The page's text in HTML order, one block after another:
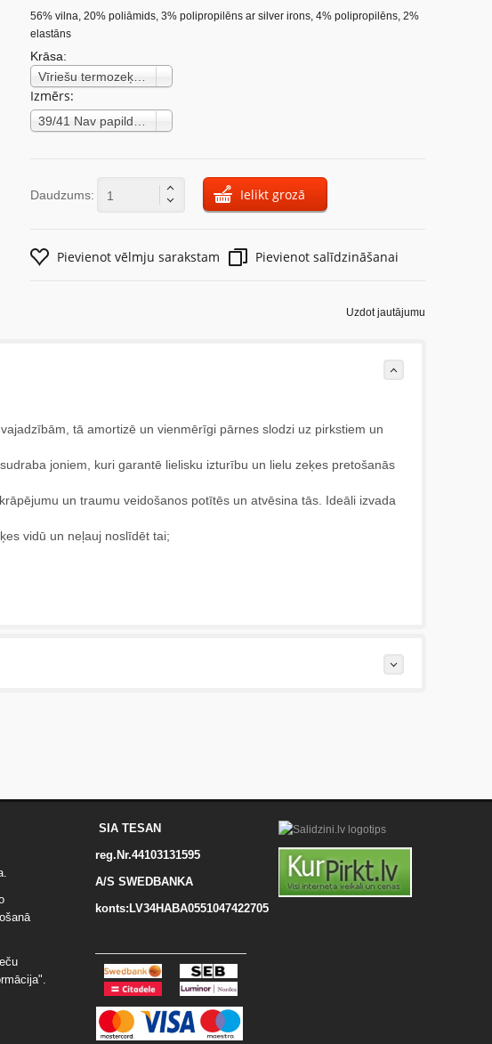
56% vilna, 20% poliāmids, 3% polipropilēns ar silver irons, 4% polipropilēns, 2%
elastāns
Krāsa:
Izmērs:
Daudzums: Ielikt grozā
Pievienot vēlmju sarakstam Pievienot salīdzināšanai
Uzdot jautājumu
tā amortizē un vienmērīgi pārnes slodzi uz pirkstiem un
joniem, kuri garantē lielisku izturību un lielu zeķes pretošanās
un traumu veidošanos potītēs un atvēsina tās. Ideāli izvada
vidū un neļauj noslīdēt tai;
līdz 5 zvaigznēm (teicami).
Uzrakstītu simbolu skaits:
SIA TESAN
reg.Nr.44103131595
A/S SWEDBANKA
konts:LV34HABA0551047422705